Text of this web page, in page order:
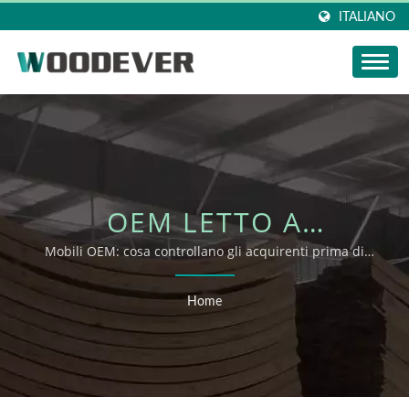
ITALIANO
OEM LETTO A
DONDOLO |
COLLEZIONI OUTDOOR
WOODEVER
Mobili OEM: cosa controllano gli acquirenti prima di
richiedere supporto OEM/ODM
Home